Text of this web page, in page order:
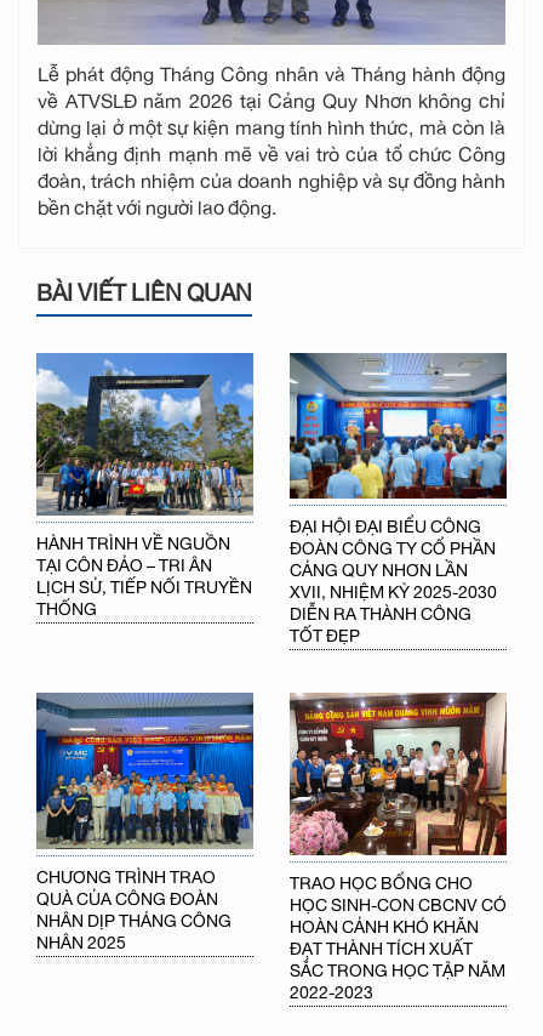
Lễ phát động Tháng Công nhân và Tháng hành động
về ATVSLĐ năm 2026 tại Cảng Quy Nhơn không chỉ
dừng lại ở một sự kiện mang tính hình thức, mà còn là
lời khẳng định mạnh mẽ về vai trò của tổ chức Công
đoàn, trách nhiệm của doanh nghiệp và sự đồng hành
bền chặt với người lao động.
BÀI VIẾT LIÊN QUAN
HÀNH TRÌNH VỀ NGUỒN
TẠI CÔN ĐẢO – TRI ÂN
LỊCH SỬ, TIẾP NỐI TRUYỀN
THỐNG
ĐẠI HỘI ĐẠI BIỂU CÔNG
ĐOÀN CÔNG TY CỔ PHẦN
CẢNG QUY NHƠN LẦN
XVII, NHIỆM KỲ 2025-2030
DIỄN RA THÀNH CÔNG
TỐT ĐẸP
CHƯƠNG TRÌNH TRAO
QUÀ CỦA CÔNG ĐOÀN
NHÂN DỊP THÁNG CÔNG
NHÂN 2025
TRAO HỌC BỔNG CHO
HỌC SINH-CON CBCNV CÓ
HOÀN CẢNH KHÓ KHĂN
ĐẠT THÀNH TÍCH XUẤT
SẮC TRONG HỌC TẬP NĂM
2022-2023